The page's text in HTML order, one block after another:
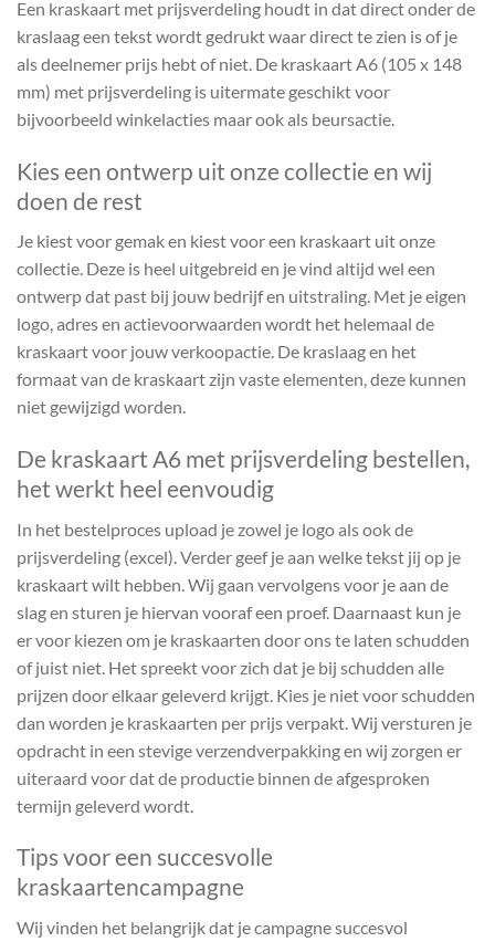
Een kraskaart met prijsverdeling houdt in dat direct onder de
kraslaag een tekst wordt gedrukt waar direct te zien is of je
als deelnemer prijs hebt of niet. De kraskaart A6 (105 x 148
mm) met prijsverdeling is uitermate geschikt voor
bijvoorbeeld winkelacties maar ook als beursactie.
Kies een ontwerp uit onze collectie en wij
doen de rest
Je kiest voor gemak en kiest voor een kraskaart uit onze
collectie. Deze is heel uitgebreid en je vind altijd wel een
ontwerp dat past bij jouw bedrijf en uitstraling. Met je eigen
logo, adres en actievoorwaarden wordt het helemaal de
kraskaart voor jouw verkoopactie. De kraslaag en het
formaat van de kraskaart zijn vaste elementen, deze kunnen
niet gewijzigd worden.
De kraskaart A6 met prijsverdeling bestellen,
het werkt heel eenvoudig
In het bestelproces upload je zowel je logo als ook de
prijsverdeling (excel). Verder geef je aan welke tekst jij op je
kraskaart wilt hebben. Wij gaan vervolgens voor je aan de
slag en sturen je hiervan vooraf een proef. Daarnaast kun je
er voor kiezen om je kraskaarten door ons te laten schudden
of juist niet. Het spreekt voor zich dat je bij schudden alle
prijzen door elkaar geleverd krijgt. Kies je niet voor schudden
dan worden je kraskaarten per prijs verpakt. Wij versturen je
opdracht in een stevige verzendverpakking en wij zorgen er
uiteraard voor dat de productie binnen de afgesproken
termijn geleverd wordt.
Tips voor een succesvolle
kraskaartencampagne
Wij vinden het belangrijk dat je campagne succesvol